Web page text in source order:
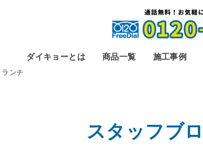
ダイキョーとは 商品一覧 施工事例
ランチ
スタッフブ